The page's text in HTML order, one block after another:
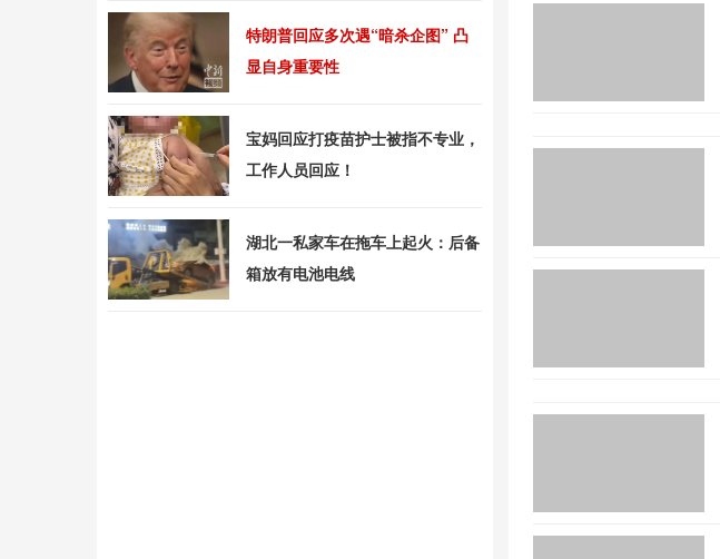
特朗普回应多次遇“暗杀企图” 凸
显自身重要性
宝妈回应打疫苗护士被指不专业，
工作人员回应！
湖北一私家车在拖车上起火：后备
箱放有电池电线